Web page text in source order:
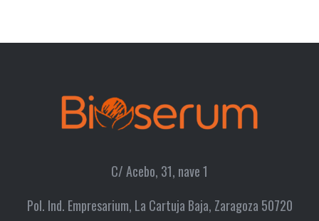
C/ Acebo, 31, nave 1
Pol. Ind. Empresarium, La Cartuja Baja, Zaragoza 50720